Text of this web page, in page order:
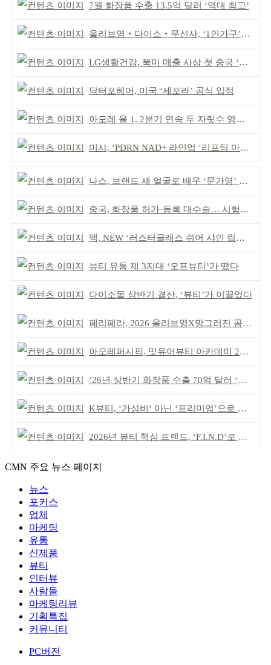
7월 화장품 수출 13.5억 달러 ‘역대 최고’
올리브영‧다이소‧무신사, ‘1인가구’가 이끈다
LG생활건강, 북미 매출 사상 첫 중국 ‘추월’
닥터포헤어, 미국 ‘세포라’ 공식 입점
아모레 올 1, 2분기 연속 두 자릿수 영업이익률 기록
미샤, ‘PDRN NAD+ 라인업 ‘리프팅 마스크’ 출시
나스, 브랜드 새 얼굴로 배우 ‘문가영’ 발탁
중국, 화장품 허가·등록 대수술… 시험자료 공용 허용
맥, NEW ‘러스터글래스 쉬어 샤인 립스틱’ 출시
뷰티 유통 제 3지대 ‘오프뷰티’가 떴다
다이소몰 상반기 결산, ‘뷰티’가 이끌었다
페리페라, 2026 올리브영X망그러진 곰 콜라보
아모레퍼시픽, 밋유어뷰티 아카데미 2기 발대식
’26년 상반기 화장품 수출 70억 달러 ‘역대 최고’
K뷰티, ‘가성비’ 아닌 ‘프리미엄’으로 승부걸어야
2026년 뷰티 핵심 트렌드, ‘F.I.N.D’로 읽는다
CMN 주요 뉴스 페이지
뉴스
포커스
업체
마케팅
유통
신제품
뷰티
인터뷰
사람들
마케팅리뷰
기획특집
커뮤니티
PC버전